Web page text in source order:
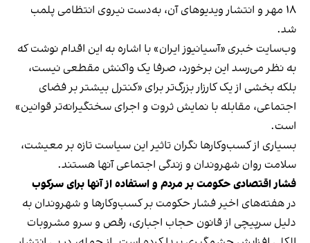
۱۸ مهر و انتشار ویدیوهای آن، به‌دست نیروی انتظامی پلمب
شد.
وب‌سایت خبری «آسیانیوز ایران» با اشاره به این اقدام نوشت که
به نظر می‌رسد این برخورد، صرفا یک واکنش مقطعی نیست،
بلکه بخشی از یک کارزار بزرگ‌تر برای «کنترل بیشتر بر فضای
اجتماعی، مقابله با نمایش ثروت و اجرای سختگیرانه‌تر قوانین»
است.
بسیاری از کسب‌وکارها نگران تاثیر این سیاست‌ تازه بر معیشت،
سلامت روان شهروندان و زندگی اجتماعی آنها هستند.
فشار اقتصادی حکومت بر مردم و استفاده از آنها برای سرکوب
در هفته‌های اخیر فشار حکومت بر کسب‌وکارها و شهروندان به
دلیل سرپیچی از قانون حجاب اجباری، رقص و سرو مشروبات